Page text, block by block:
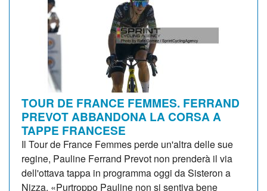
TOUR DE FRANCE FEMMES. FERRAND
PREVOT ABBANDONA LA CORSA A
TAPPE FRANCESE
Il Tour de France Femmes perde un'altra delle sue
regine, Pauline Ferrand Prevot non prenderà il via
dell'ottava tappa in programma oggi da Sisteron a
Nizza. «Purtroppo Pauline non si sentiva bene